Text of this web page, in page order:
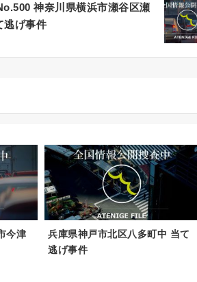
神奈川県横浜市瀬谷区瀬
逃げ事件
今津
兵庫県神戸市北区八多町中 当て
逃げ事件